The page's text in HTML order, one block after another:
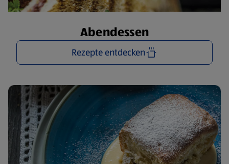
Abendessen
Rezepte entdecken